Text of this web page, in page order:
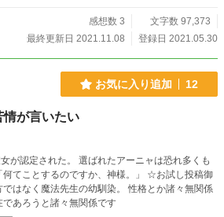
感想数 3
文字数 97,373
最終更新日 2021.11.08
登録日 2021.05.30
お気に入り追加 12
情が言いたい
れたアーニャは恐れ多くも
在であろうと諸々無関係です